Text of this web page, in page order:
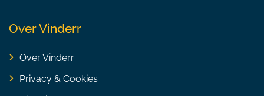
Over Vinderr
Over Vinderr
Privacy & Cookies